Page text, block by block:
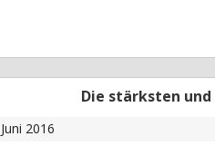
Die stärksten
Juni 2016